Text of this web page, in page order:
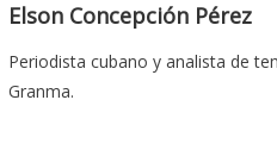
Elson Concepción Pérez
Periodista cubano y analista de
Granma.